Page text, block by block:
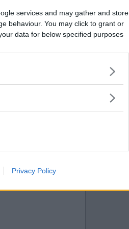
services and may gather and store
behaviour. You may click to grant or
data for below specified purposes
Privacy Policy
Vill du bli
medlem?